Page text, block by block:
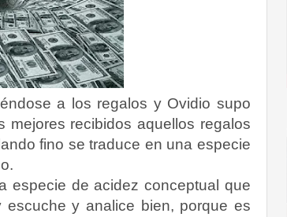
a los regalos y Ovidio supo
mejores recibidos aquellos regalos
fino se traduce en una especie
especie de acidez conceptual que
y analice bien, porque es